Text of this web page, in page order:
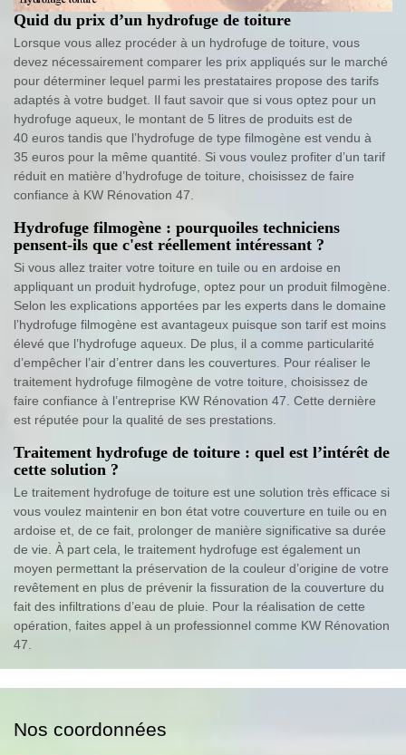
Quid du prix d’un hydrofuge de toiture
Lorsque vous allez procéder à un hydrofuge de toiture, vous
devez nécessairement comparer les prix appliqués sur le marché
pour déterminer lequel parmi les prestataires propose des tarifs
adaptés à votre budget. Il faut savoir que si vous optez pour un
hydrofuge aqueux, le montant de 5 litres de produits est de
40 euros tandis que l’hydrofuge de type filmogène est vendu à
35 euros pour la même quantité. Si vous voulez profiter d’un tarif
réduit en matière d’hydrofuge de toiture, choisissez de faire
confiance à KW Rénovation 47.
Hydrofuge filmogène : pourquoiles techniciens
pensent-ils que c'est réellement intéressant ?
Si vous allez traiter votre toiture en tuile ou en ardoise en
appliquant un produit hydrofuge, optez pour un produit filmogène.
Selon les explications apportées par les experts dans le domaine
l’hydrofuge filmogène est avantageux puisque son tarif est moins
élevé que l’hydrofuge aqueux. De plus, il a comme particularité
d’empêcher l’air d’entrer dans les couvertures. Pour réaliser le
traitement hydrofuge filmogène de votre toiture, choisissez de
faire confiance à l’entreprise KW Rénovation 47. Cette dernière
est réputée pour la qualité de ses prestations.
Traitement hydrofuge de toiture : quel est l’intérêt de
cette solution ?
Le traitement hydrofuge de toiture est une solution très efficace si
vous voulez maintenir en bon état votre couverture en tuile ou en
ardoise et, de ce fait, prolonger de manière significative sa durée
de vie. À part cela, le traitement hydrofuge est également un
moyen permettant la préservation de la couleur d’origine de votre
revêtement en plus de prévenir la fissuration de la couverture du
fait des infiltrations d’eau de pluie. Pour la réalisation de cette
opération, faites appel à un professionnel comme KW Rénovation
47.
Nos coordonnées